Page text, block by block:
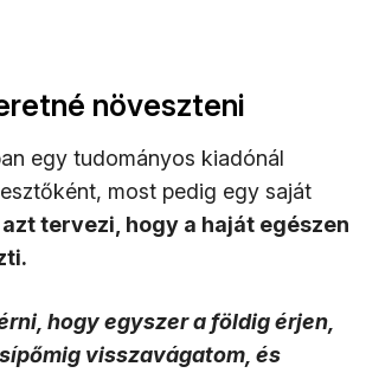
növeszteni
egy tudományos kiadónál
most pedig egy saját
azt tervezi, hogy a haját egészen
hogy egyszer a földig érjen,
visszavágatom, és